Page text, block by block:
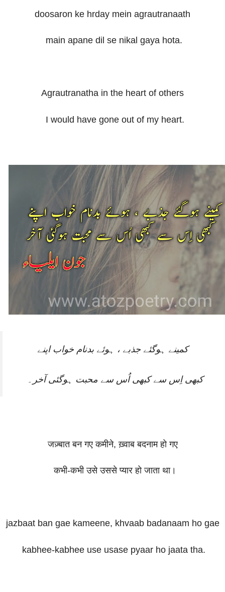
doosaron ke hrday mein agrautranaath
main apane dil se nikal gaya hota.
Agrautranatha in the heart of others
I would have gone out of my heart.
کمینے ہوگئے جذبے ، ہوئے بدنام خواب اپنے
کبھی اِس سے کبھی اُس سے محبت ہوگئی آخر۔
जज़्बात बन गए कमीने, ख़्वाब बदनाम हो गए
कभी-कभी उसे उससे प्यार हो जाता था।
jazbaat ban gae kameene, khvaab badanaam ho gae
kabhee-kabhee use usase pyaar ho jaata tha.